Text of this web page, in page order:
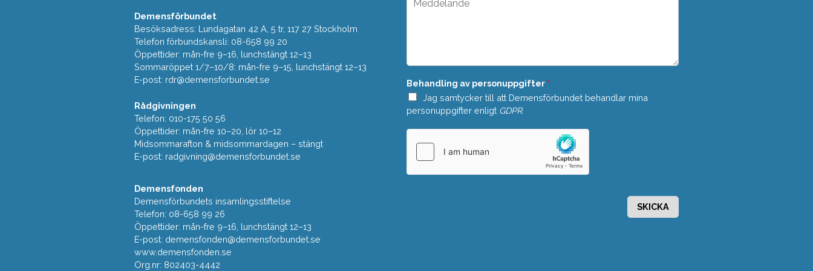
Demensförbundet
Besöksadress: Lundagatan 42 A, 5 tr, 117 27 Stockholm
Telefon förbundskansli: 08-658 99 20
Öppettider: mån-fre 9–16, lunchstängt 12–13
Sommaröppet 1/7–10/8: mån-fre 9–15, lunchstängt 12–13
E-post: rdr@demensforbundet.se
Rådgivningen
Telefon: 010-175 50 56
Öppettider: mån-fre 10–20, lör 10–12
Midsommarafton & midsommardagen – stängt
E-post: radgivning@demensforbundet.se
Demensfonden
Demensförbundets insamlingsstiftelse
Telefon: 08-658 99 26
Öppettider: mån-fre 9–16, lunchstängt 12–13
E-post: demensfonden@demensforbundet.se
www.demensfonden.se
Org.nr: 802403-4442
a
d
e
*
Behandling av personuppgifter *
Jag samtycker till att Demensförbundet behandlar mina
personuppgifter enligt GDPR.
SKICKA